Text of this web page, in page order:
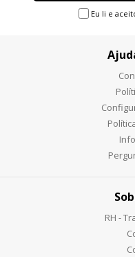
Eu li e
RH -